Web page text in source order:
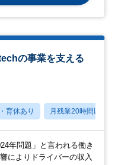
の事業を支える
育休あり 月残業20時間以内
年問題」と言われる働き
によりドライバーの収入